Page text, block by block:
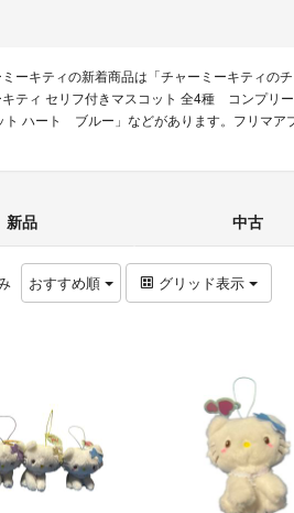
ミーキティの新着商品は「チャーミーキティ
ティ セリフ付きマスコット 全4種 コンプリ
ハート ブルー」などがあります。フリマア
新品 中古
おすすめ順 グリッド表示